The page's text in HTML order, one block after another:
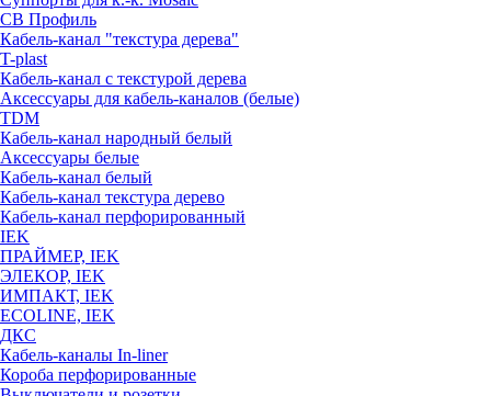
СВ Профиль
Кабель-канал "текстура дерева"
T-plast
Кабель-канал с текстурой дерева
Аксессуары для кабель-каналов (белые)
TDM
Кабель-канал народный белый
Аксессуары белые
Кабель-канал белый
Кабель-канал текстура дерево
Кабель-канал перфорированный
IEK
ПРАЙМЕР, IEK
ЭЛЕКОР, IEK
ИМПАКТ, IEK
ECOLINE, IEK
ДКС
Кабель-каналы In-liner
Короба перфорированные